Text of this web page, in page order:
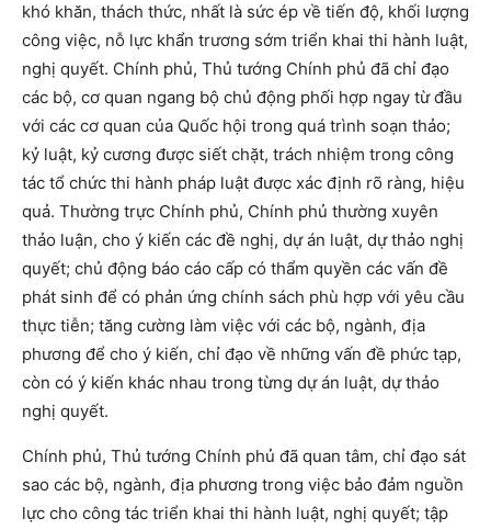
khó khăn, thách thức, nhất là sức ép về tiến độ, khối lượng
công việc, nỗ lực khẩn trương sớm triển khai thi hành luật,
nghị quyết. Chính phủ, Thủ tướng Chính phủ đã chỉ đạo
các bộ, cơ quan ngang bộ chủ động phối hợp ngay từ đầu
với các cơ quan của Quốc hội trong quá trình soạn thảo;
kỷ luật, kỷ cương được siết chặt, trách nhiệm trong công
tác tổ chức thi hành pháp luật được xác định rõ ràng, hiệu
quả. Thường trực Chính phủ, Chính phủ thường xuyên
thảo luận, cho ý kiến các đề nghị, dự án luật, dự thảo nghị
quyết; chủ động báo cáo cấp có thẩm quyền các vấn đề
phát sinh để có phản ứng chính sách phù hợp với yêu cầu
thực tiễn; tăng cường làm việc với các bộ, ngành, địa
phương để cho ý kiến, chỉ đạo về những vấn đề phức tạp,
còn có ý kiến khác nhau trong từng dự án luật, dự thảo
nghị quyết.
Chính phủ, Thủ tướng Chính phủ đã quan tâm, chỉ đạo sát
sao các bộ, ngành, địa phương trong việc bảo đảm nguồn
lực cho công tác triển khai thi hành luật, nghị quyết; tập